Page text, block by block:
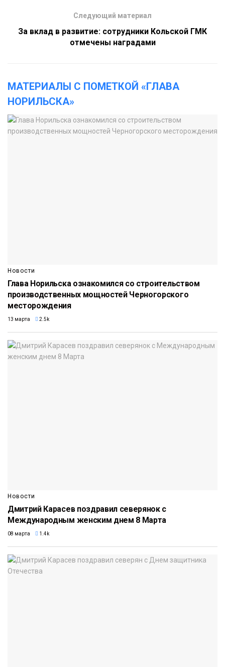
Следующий материал
За вклад в развитие: сотрудники Кольской ГМК
отмечены наградами
МАТЕРИАЛЫ С ПОМЕТКОЙ «ГЛАВА
НОРИЛЬСКА»
Новости
Глава Норильска ознакомился со строительством
производственных мощностей Черногорского
месторождения
13 марта 2.5k
Новости
Дмитрий Карасев поздравил северянок с
Международным женским днем 8 Марта
08 марта 1.4k